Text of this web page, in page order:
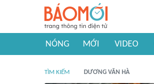
NÓNG MỚI VIDEO
TÌM KIẾM DƯƠNG VĂN HÀ